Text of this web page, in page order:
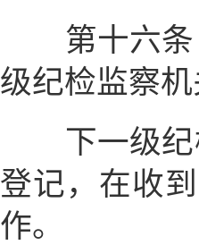
第十六条
级纪检监察
下一级纪
登记，在收
作。